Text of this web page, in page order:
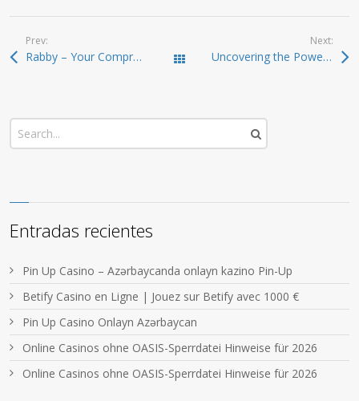
Prev:
Rabby – Your Comprehensive Crypto Wallet Solution Todas las entradas
Next:
Uncovering the Power of Dexscreener for Crypto Analysis
Entradas recientes
Pin Up Casino – Azərbaycanda onlayn kazino Pin-Up
Betify Casino en Ligne | Jouez sur Betify avec 1000 €
Pin Up Casino Onlayn Azərbaycan
Online Casinos ohne OASIS-Sperrdatei Hinweise für 2026
Online Casinos ohne OASIS-Sperrdatei Hinweise für 2026